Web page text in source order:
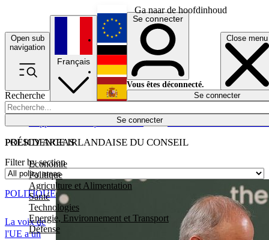
Ga naar de hoofdinhoud
Open sub
navigation
Close menu
Recherche
Se connecter
POLICY AREAS
Economie
Politique
Agriculture et Alimentation
Santé
Technologies
Energie, Environnement et Transport
Défense
Économie
Français
English
Deutsch
Español
Se connecter
Vous êtes déconnecté.
Se connecter
PRÉSIDENCE IRLANDAISE DU CONSEIL
Filter by section
La voix de
l'UE a un
POLITIQUE